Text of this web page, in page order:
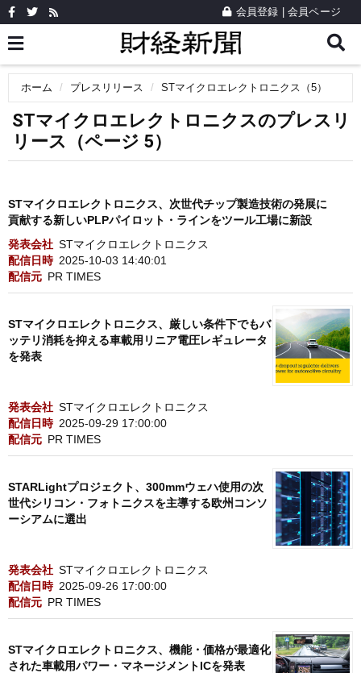
会員登録 会員ページ
ホーム プレスリリース STマイクロエレクトロニクス（5）
STマイクロエレクトロニクスのプレスリ
リース（ページ 5）
STマイクロエレクトロニクス、次世代チップ製造技術の発展に
貢献する新しいPLPパイロット・ラインをツール工場に新設
発表会社 STマイクロエレクトロニクス
配信日時 2025-10-03 14:40:01
配信元 PR TIMES
STマイクロエレクトロニクス、厳しい条件下でもバ
ッテリ消耗を抑える車載用リニア電圧レギュレータ
を発表
発表会社 STマイクロエレクトロニクス
配信日時 2025-09-29 17:00:00
配信元 PR TIMES
STARLightプロジェクト、300mmウェハ使用の次
世代シリコン・フォトニクスを主導する欧州コンソ
ーシアムに選出
発表会社 STマイクロエレクトロニクス
配信日時 2025-09-26 17:00:00
配信元 PR TIMES
STマイクロエレクトロニクス、機能・価格が最適化
された車載用パワー・マネージメントICを発表